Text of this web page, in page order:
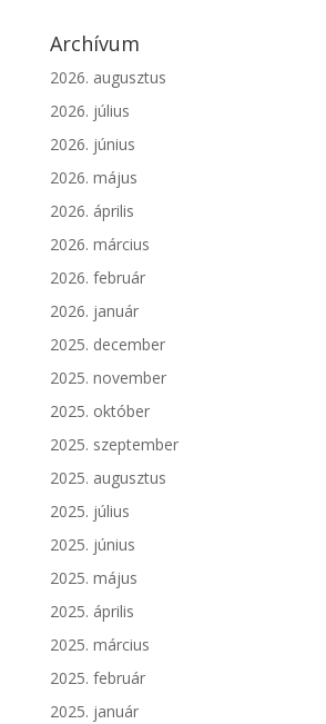
Archívum
2026. augusztus
2026. július
2026. június
2026. május
2026. április
2026. március
2026. február
2026. január
2025. december
2025. november
2025. október
2025. szeptember
2025. augusztus
2025. július
2025. június
2025. május
2025. április
2025. március
2025. február
2025. január